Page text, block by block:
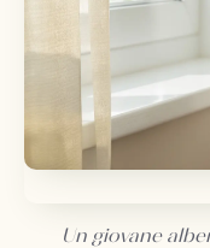
Un giovane